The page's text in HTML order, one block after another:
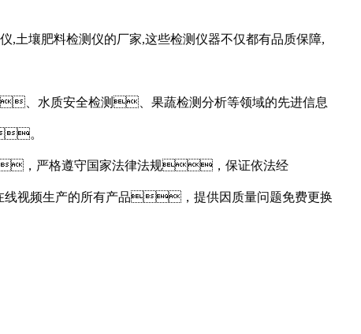
,土壤肥料检测仪的厂家,这些检测仪器不仅都有品质保障,
水质安全检测、果蔬检测分析等领域的先进信息
。
，严格遵守国家法律法规，保证依法经
频生产的所有产品，提供因质量问题免费更换